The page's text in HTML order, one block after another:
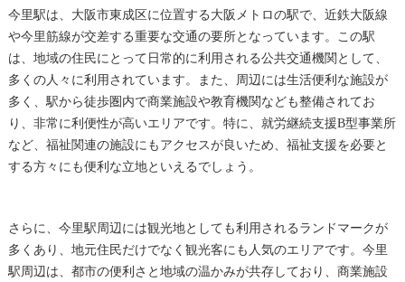
今里駅は、大阪市東成区に位置する大阪メトロの駅で、近鉄大阪線
や今里筋線が交差する重要な交通の要所となっています。この駅
は、地域の住民にとって日常的に利用される公共交通機関として、
多くの人々に利用されています。また、周辺には生活便利な施設が
多く、駅から徒歩圏内で商業施設や教育機関なども整備されてお
り、非常に利便性が高いエリアです。特に、就労継続支援B型事業所
など、福祉関連の施設にもアクセスが良いため、福祉支援を必要と
する方々にも便利な立地といえるでしょう。
さらに、今里駅周辺には観光地としても利用されるランドマークが
多くあり、地元住民だけでなく観光客にも人気のエリアです。今里
駅周辺は、都市の便利さと地域の温かみが共存しており、商業施設